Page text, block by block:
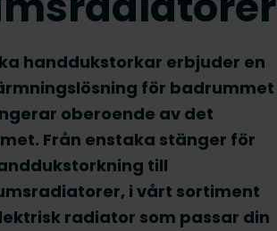
handdukstorkar erbjuder en
för badrummet
oberoende av det
Från enstaka stänger för
till
i vårt sortiment
radiator som passar din